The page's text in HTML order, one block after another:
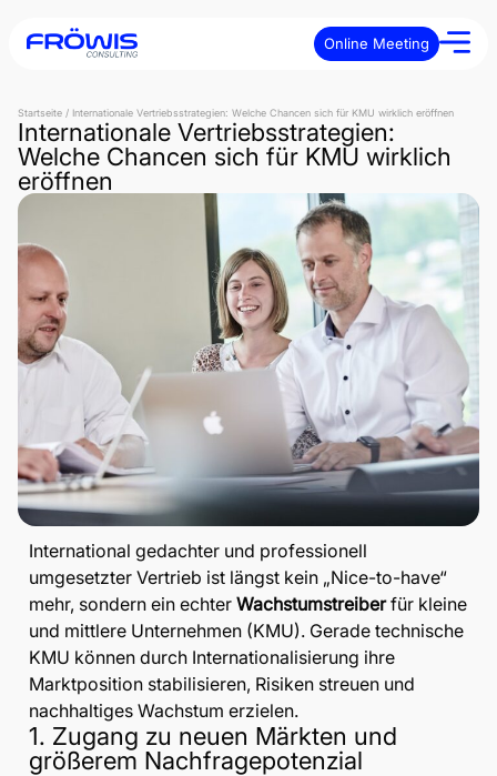
Online Meeting
Startseite / Internationale Vertriebsstrategien: Welche Chancen sich für KMU wirklich eröffnen
Internationale Vertriebsstrategien:
Welche Chancen sich für KMU wirklich
eröffnen
International gedachter und professionell
umgesetzter Vertrieb ist längst kein „Nice-to-have“
mehr, sondern ein echter Wachstumstreiberfür kleine
und mittlere Unternehmen (KMU). Gerade technische
KMU können durch Internationalisierung ihre
Marktposition stabilisieren, Risiken streuen und
nachhaltiges Wachstum erzielen.
1. Zugang zu neuen Märkten und
größerem Nachfragepotenzial